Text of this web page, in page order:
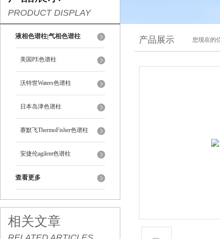
PRODUCT DISPLAY
液相色谱柱|气相色谱柱
美国PE色谱柱
沃特世Waters色谱柱
日本岛津色谱柱
赛默飞ThermoFisher色谱柱
安捷伦agilent色谱柱
查看更多
相关文章
产品展示 您现在的